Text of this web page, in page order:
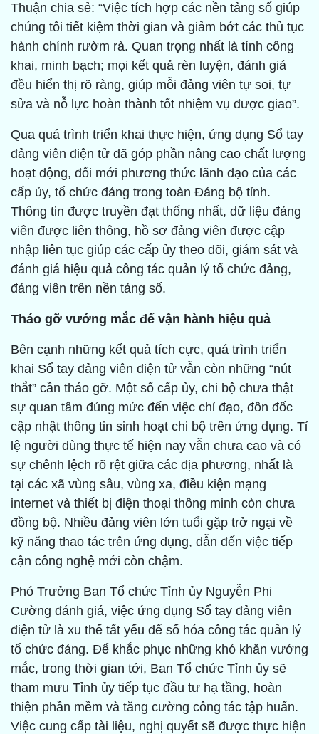
Thuận chia sẻ: “Việc tích hợp các nền tảng số giúp
chúng tôi tiết kiệm thời gian và giảm bớt các thủ tục
hành chính rườm rà. Quan trọng nhất là tính công
khai, minh bạch; mọi kết quả rèn luyện, đánh giá
đều hiển thị rõ ràng, giúp mỗi đảng viên tự soi, tự
sửa và nỗ lực hoàn thành tốt nhiệm vụ được giao”.
Qua quá trình triển khai thực hiện, ứng dụng Sổ tay
đảng viên điện tử đã góp phần nâng cao chất lượng
hoạt động, đổi mới phương thức lãnh đạo của các
cấp ủy, tổ chức đảng trong toàn Đảng bộ tỉnh.
Thông tin được truyền đạt thống nhất, dữ liệu đảng
viên được liên thông, hồ sơ đảng viên được cập
nhập liên tục giúp các cấp ủy theo dõi, giám sát và
đánh giá hiệu quả công tác quản lý tổ chức đảng,
đảng viên trên nền tảng số.
Tháo gỡ vướng mắc để vận hành hiệu quả
Bên cạnh những kết quả tích cực, quá trình triển
khai Sổ tay đảng viên điện tử vẫn còn những “nút
thắt” cần tháo gỡ. Một số cấp ủy, chi bộ chưa thật
sự quan tâm đúng mức đến việc chỉ đạo, đôn đốc
cập nhật thông tin sinh hoạt chi bộ trên ứng dụng. Tỉ
lệ người dùng thực tế hiện nay vẫn chưa cao và có
sự chênh lệch rõ rệt giữa các địa phương, nhất là
tại các xã vùng sâu, vùng xa, điều kiện mạng
internet và thiết bị điện thoại thông minh còn chưa
đồng bộ. Nhiều đảng viên lớn tuổi gặp trở ngại về
kỹ năng thao tác trên ứng dụng, dẫn đến việc tiếp
cận công nghệ mới còn chậm.
Phó Trưởng Ban Tổ chức Tỉnh ủy Nguyễn Phi
Cường đánh giá, việc ứng dụng Sổ tay đảng viên
điện tử là xu thế tất yếu để số hóa công tác quản lý
tổ chức đảng. Để khắc phục những khó khăn vướng
mắc, trong thời gian tới, Ban Tổ chức Tỉnh ủy sẽ
tham mưu Tỉnh ủy tiếp tục đầu tư hạ tầng, hoàn
thiện phần mềm và tăng cường công tác tập huấn.
Việc cung cấp tài liệu, nghị quyết sẽ được thực hiện